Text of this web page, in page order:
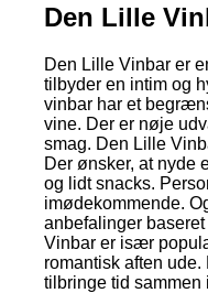
Den Lille
Den Lille Vinbar er
tilbyder en intim og
vinbar har et
vine. Der er nøje
smag. Den Lille
Der ønsker, at nyde
og lidt snacks.
imødekommende.
anbefalinger
Vinbar er især
romantisk aften
tilbringe tid sammen